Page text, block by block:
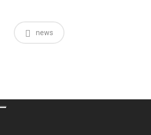
news